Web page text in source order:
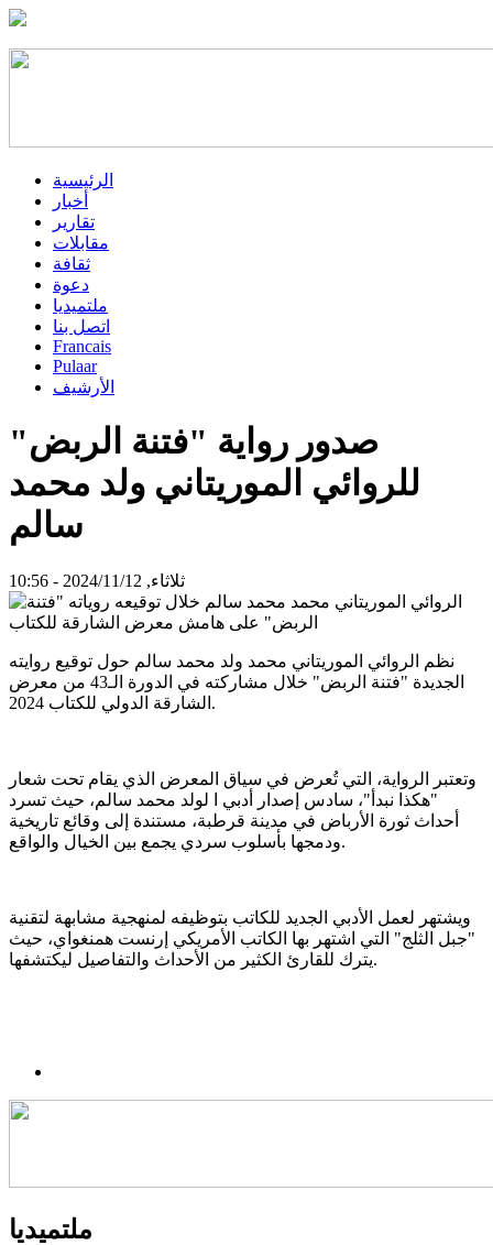
الرئيسية
أخبار
تقارير
مقابلات
ثقافة
دعوة
ملتميديا
اتصل بنا
Francais
Pulaar
الأرشيف
صدور رواية "فتنة الربض"
للروائي الموريتاني ولد محمد
سالم
ثلاثاء, 2024/11/12 - 10:56
نظم الروائي الموريتاني محمد ولد محمد سالم حول توقيع روايته
الجديدة "فتنة الربض" خلال مشاركته في الدورة الـ43 من معرض
الشارقة الدولي للكتاب 2024.
وتعتبر الرواية، التي تُعرض في سياق المعرض الذي يقام تحت شعار
"هكذا نبدأ"، سادس إصدار أدبي ا لولد محمد سالم، حيث تسرد
أحداث ثورة الأرباض في مدينة قرطبة، مستندة إلى وقائع تاريخية
ودمجها بأسلوب سردي يجمع بين الخيال والواقع.
ويشتهر لعمل الأدبي الجديد للكاتب بتوظيفه لمنهجية مشابهة لتقنية
"جبل الثلج" التي اشتهر بها الكاتب الأمريكي إرنست همنغواي، حيث
يترك للقارئ الكثير من الأحداث والتفاصيل ليكتشفها.
ملتميديا